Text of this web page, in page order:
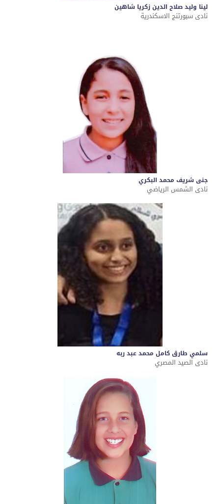
لينا وليد صلاح الدين زكريا شاهين
نادى سبورتنج الاسكندرية
جنى شريف محمد البكري
نادى الشمس الرياضي
سلمي طارق كامل محمد عبد ربه
نادى الصيد المصري